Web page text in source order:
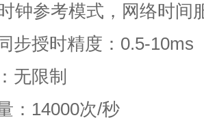
钟参考模式，网络时间
步授时精度： 0.5-10ms
无限制
： 14000次/秒